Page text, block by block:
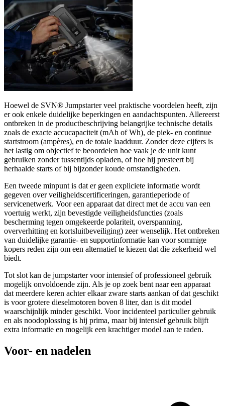
Hoewel de SVN® Jumpstarter veel praktische voordelen heeft, zijn
er ook enkele duidelijke beperkingen en aandachtspunten. Allereerst
ontbreken in de productbeschrijving belangrijke technische details
zoals de exacte accucapaciteit (mAh of Wh), de piek- en continue
startstroom (ampères), en de totale laadduur. Zonder deze cijfers is
het lastig om objectief te beoordelen hoe vaak je de unit kunt
gebruiken zonder tussentijds opladen, of hoe hij presteert bij
herhaalde starts of bij bijzonder koude omstandigheden.
Een tweede minpunt is dat er geen expliciete informatie wordt
gegeven over veiligheidscertificeringen, garantieperiode of
servicenetwerk. Voor een apparaat dat direct met de accu van een
voertuig werkt, zijn bevestigde veiligheidsfuncties (zoals
bescherming tegen omgekeerde polariteit, overspanning,
oververhitting en kortsluitbeveiliging) zeer wenselijk. Het ontbreken
van duidelijke garantie- en supportinformatie kan voor sommige
kopers reden zijn om een alternatief te kiezen dat die zekerheid wel
biedt.
Tot slot kan de jumpstarter voor intensief of professioneel gebruik
mogelijk onvoldoende zijn. Als je op zoek bent naar een apparaat
dat meerdere keren achter elkaar zware starts aankan of dat geschikt
is voor grotere dieselmotoren boven 8 liter, dan is dit model
waarschijnlijk minder geschikt. Voor incidenteel particulier gebruik
en als noodoplossing is hij prima, maar bij intensief gebruik blijft
extra informatie en mogelijk een krachtiger model aan te raden.
Voor- en nadelen